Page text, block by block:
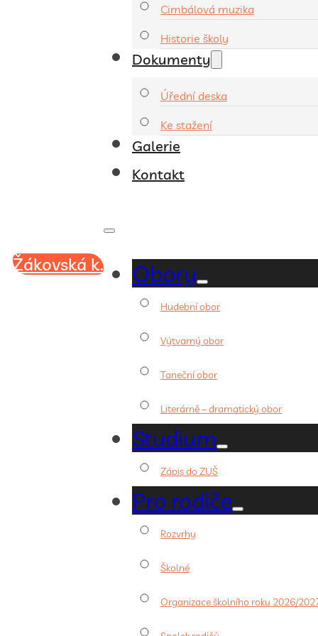
Žákovská k.
Cimbálová muzika
Historie školy
Dokumenty
Úřední deska
Ke stažení
Galerie
Kontakt
Obory
Hudební obor
Výtvarný obor
Taneční obor
Literárně – dramatický obor
Studium
Zápis do ZUŠ
Pro rodiče
Rozvrhy
Školné
Organizace školního roku 2026/